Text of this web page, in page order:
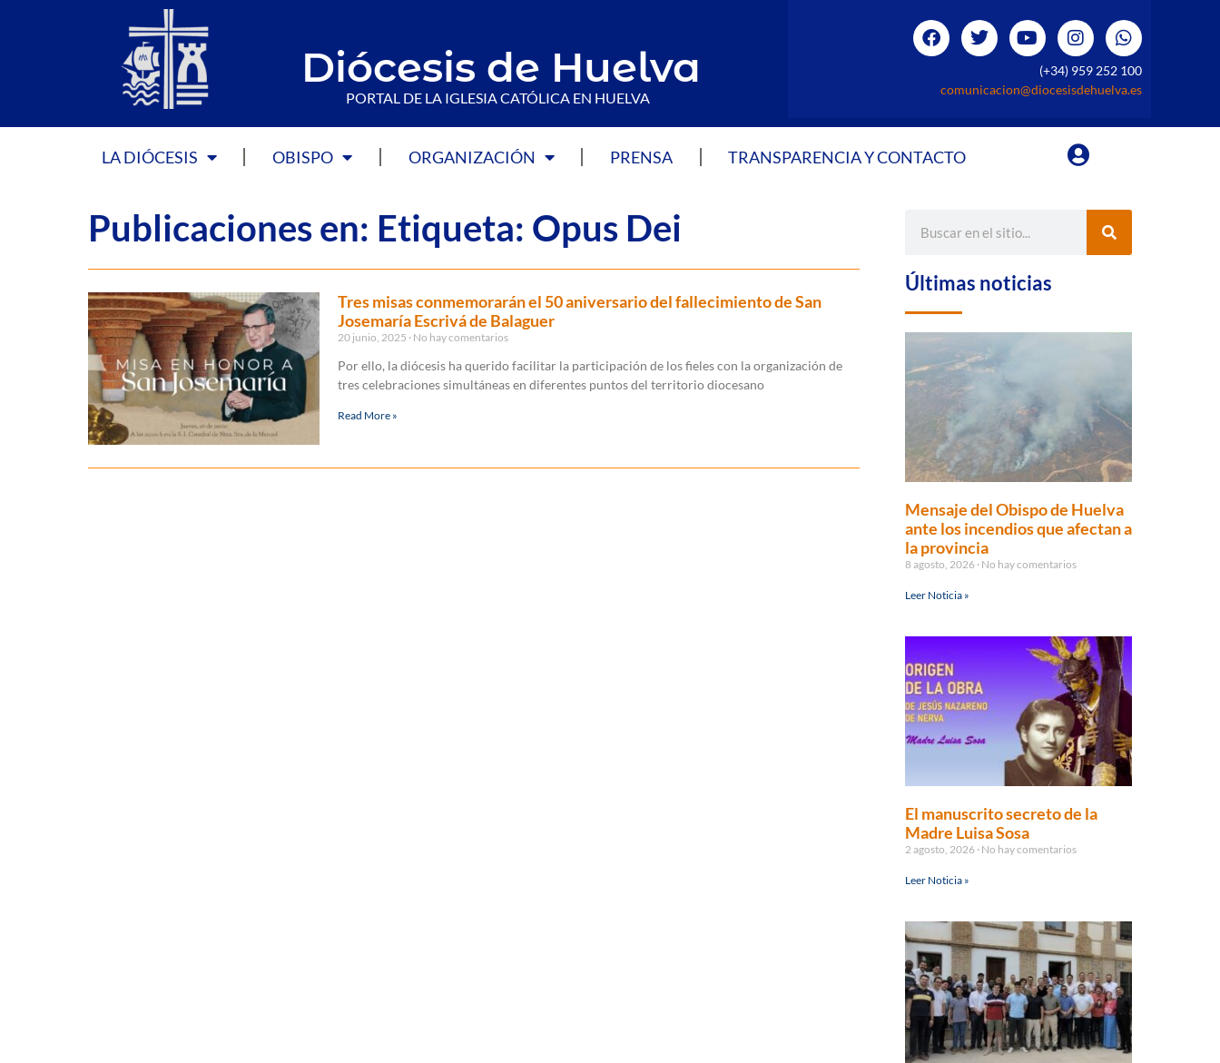
Diócesis de Huelva
PORTAL DE LA IGLESIA CATÓLICA EN HUELVA
(+34) 959 252 100
comunicacion@diocesisdehuelva.es
LA DIÓCESIS OBISPO ORGANIZACIÓN PRENSA TRANSPARENCIA Y CONTACTO
Publicaciones en: Etiqueta: Opus Dei
Tres misas conmemorarán el 50 aniversario del fallecimiento de San
Josemaría Escrivá de Balaguer
20 junio, 2025 No hay comentarios
Por ello, la diócesis ha querido facilitar la participación de los fieles con la organización de
tres celebraciones simultáneas en diferentes puntos del territorio diocesano
Read More »
Últimas noticias
Mensaje del Obispo de Huelva
ante los incendios que afectan a
la provincia
8 agosto, 2026 No hay comentarios
Leer Noticia »
El manuscrito secreto de la
Madre Luisa Sosa
2 agosto, 2026 No hay comentarios
Leer Noticia »